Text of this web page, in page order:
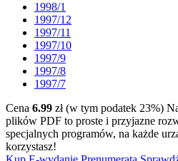
1998/1
1997/12
1997/11
1997/10
1997/9
1997/8
1997/7
Cena 6.99 zł (w tym podatek 23%)
plików PDF to proste i przyjazne
specjalnych programów, na każde
korzystasz!